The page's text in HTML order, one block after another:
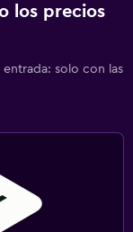
los precios
solo con las